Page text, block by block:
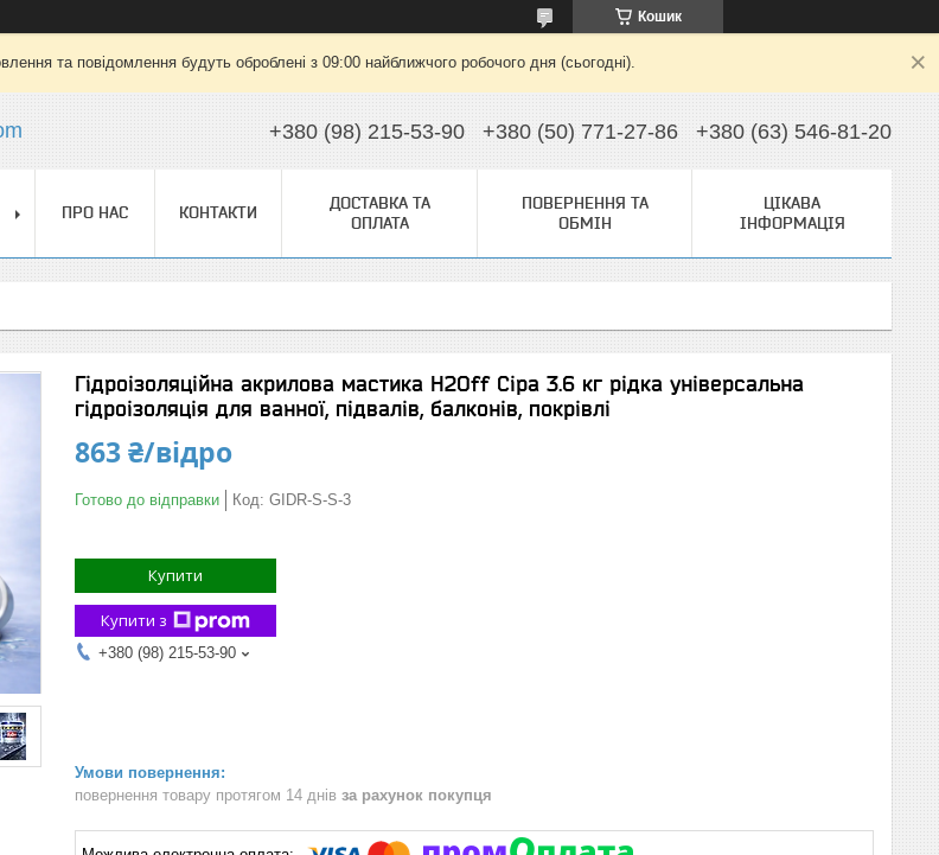
Кошик
та повідомлення будуть оброблені з 09:00 найближчого робочого дня (сьогодні).
+380 (98) 215-53-90 +380 (50) 771-27-86 +380 (63) 546-81-20
ПРО НАС КОНТАКТИ
ДОСТАВКА ТА
ОПЛАТА
ПОВЕРНЕННЯ ТА
ОБМІН
ЦІКАВА
ІНФОРМАЦІЯ
Гідроізоляційна акрилова мастика H2Off Сіра 3.6 кг рідка універсальна
гідроізоляція для ванної, підвалів, балконів, покрівлі
863 ₴/відро
Готово до відправки Код: GIDR-S-S-3
Купити
Купити з
+380 (98) 215-53-90
повернення товару протягом 14 днів за рахунок покупця